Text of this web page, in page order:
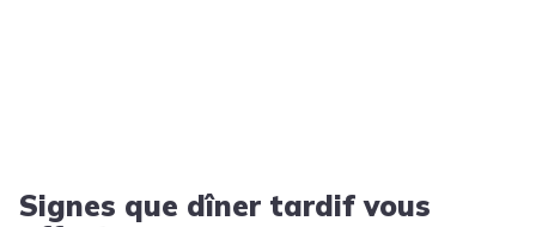
Signes que dîner tardif vous